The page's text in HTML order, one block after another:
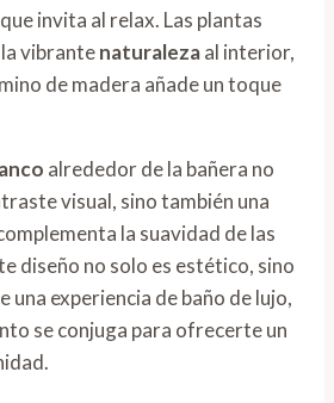
invita al relax. Las plantas
vibrantenaturalezaal interior,
de madera añade un toque
alrededor de la bañera no
visual, sino también una
la suavidad de las
diseño no solo es estético, sino
una experiencia de baño de lujo,
se conjuga para ofrecerte un